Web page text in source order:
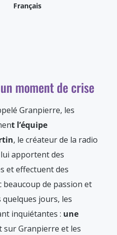
Français
moment de crise
Granpierre, les
t l’équipe
, le créateur de la radio
lui apportent des
et effectuent des
de passion et
jours, les
inquiétantes : une
sur Granpierre et les